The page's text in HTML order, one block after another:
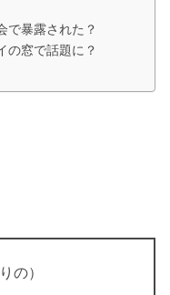
で暴露された？
の窓で話題に？
の）